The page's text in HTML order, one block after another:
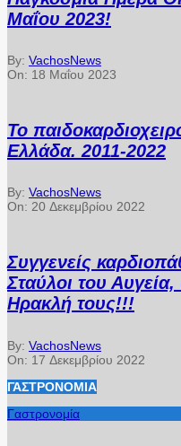
Μαΐου 2023!
By: VachosNews
On: 18 Μαΐου 2023
Το
Ελλάδα. 2011-2022
By: VachosNews
On: 20 Δεκεμβρίου 2022
Συγγενείς
Σταύλοι του
Ηρακλή τους!!!
By: VachosNews
On: 17 Δεκεμβρίου 2022
ΓΑΣΤΡΟΝΟΜΊΑ
Γαστρονομία